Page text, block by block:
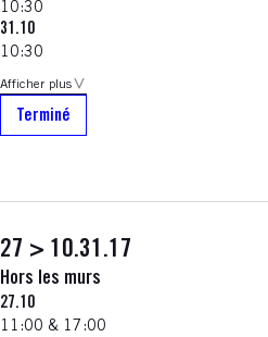
10:30
31.10
10:30
Afficher plus
Terminé
27 > 10.31.17
Hors les murs
27.10
11:00 & 17:00